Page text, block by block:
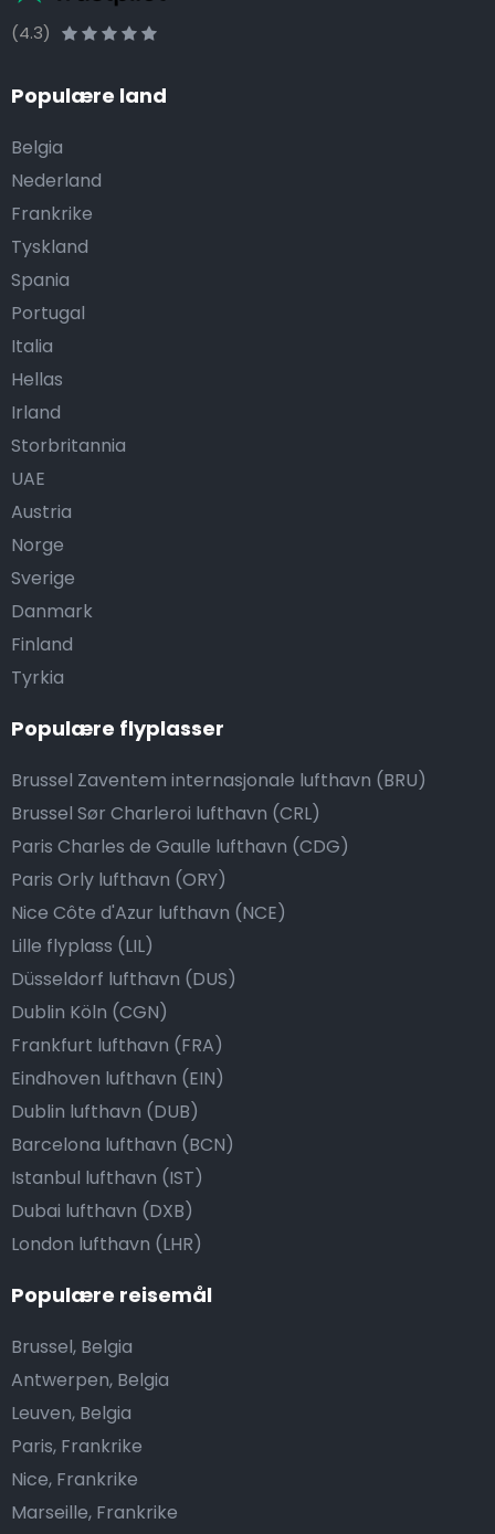
(4.3)
Populære land
Belgia
Nederland
Frankrike
Tyskland
Spania
Portugal
Italia
Hellas
Irland
Storbritannia
UAE
Austria
Norge
Sverige
Danmark
Finland
Tyrkia
Populære flyplasser
Brussel Zaventem internasjonale lufthavn (BRU)
Brussel Sør Charleroi lufthavn (CRL)
Paris Charles de Gaulle lufthavn (CDG)
Paris Orly lufthavn (ORY)
Nice Côte d'Azur lufthavn (NCE)
Lille flyplass (LIL)
Düsseldorf lufthavn (DUS)
Dublin Köln (CGN)
Frankfurt lufthavn (FRA)
Eindhoven lufthavn (EIN)
Dublin lufthavn (DUB)
Barcelona lufthavn (BCN)
Istanbul lufthavn (IST)
Dubai lufthavn (DXB)
London lufthavn (LHR)
Populære reisemål
Brussel, Belgia
Antwerpen, Belgia
Leuven, Belgia
Paris, Frankrike
Nice, Frankrike
Marseille, Frankrike